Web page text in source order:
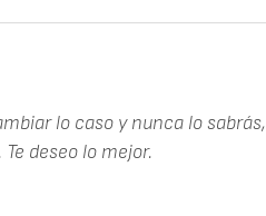
lo caso y nunca lo sabrás,
deseo lo mejor.